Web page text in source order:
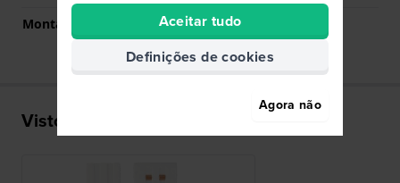
Montagem Reta
Não
Visto recentemente
Aceitar tudo
Definições de cookies
Agora não